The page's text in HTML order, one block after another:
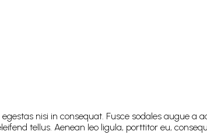
nisi in consequat. Fusce sodales augue a
tellus. Aenean leo ligula, porttitor eu,